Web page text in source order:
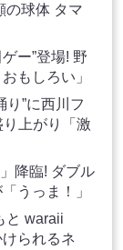
の球体 タマ
ー”登場! 野
もしろい」
り”に西川フ
上がり「激
降臨! ダブル
うっま！」
と waraii
られるネ